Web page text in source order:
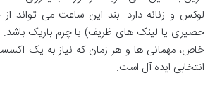
لوکس و زنانه دارد. بند این ساعت می تواند
حصیری یا لینک های ظریف) یا چرم باریک باشد.
خاص، مهمانی ها و هر زمان که نیاز به یک
انتخابی ایده آل است.